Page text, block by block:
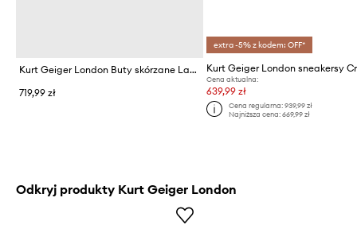
Kurt Geiger London Buty skórzane Laney Eye
719,99 zł
extra -5% z kodem: OFF*
Cena aktualna:
639,99 zł
Cena regularna: 939,99 zł
Najniższa cena: 669,99 zł
Odkryj produkty Kurt Geiger London